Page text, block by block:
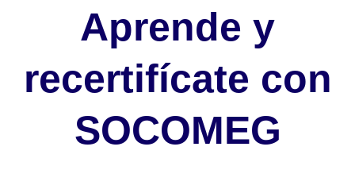
Aprende y
recertifícate con
SOCOMEG